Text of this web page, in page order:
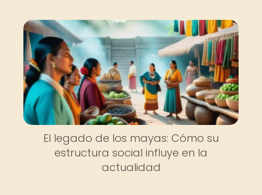
El legado de los mayas: Cómo su
estructura social influye en la
actualidad